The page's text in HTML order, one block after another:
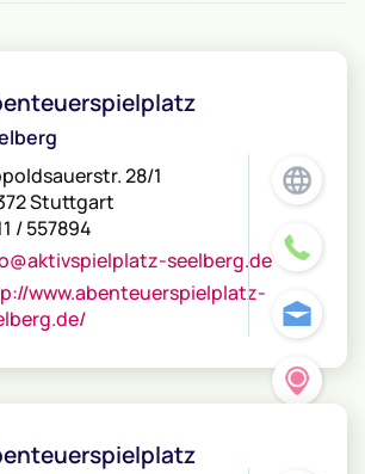
28/1
Stuttgart
/ 557894
seelberg.de
www.abenteuerspielplatz-